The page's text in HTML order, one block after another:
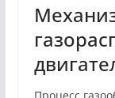
Процесс